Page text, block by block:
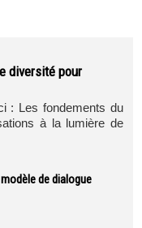
diversité pour
: Les fondements du
à la lumière de
de dialogue